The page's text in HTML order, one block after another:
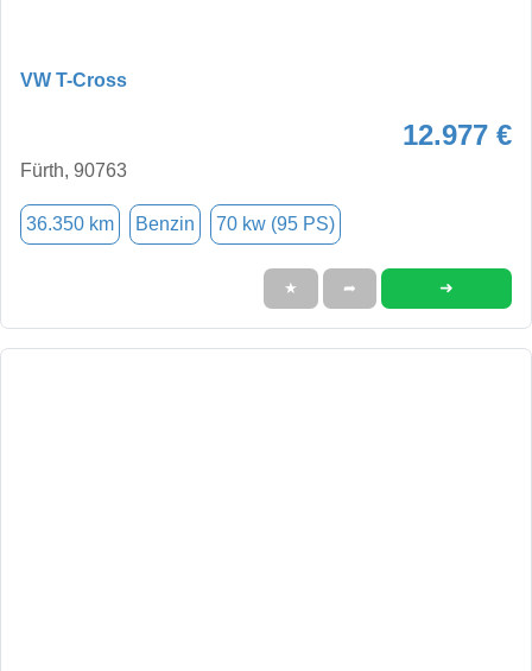
VW T-Cross
12.977 €
Fürth, 90763
36.350 km Benzin 70 kw (95 PS)
★ ➦ ➜